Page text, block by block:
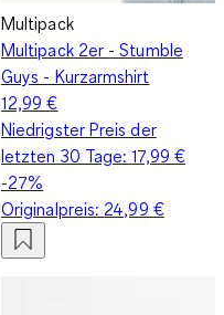
Multipack
Multipack 2er - Stumble
Guys - Kurzarmshirt
12,99 €
Niedrigster Preis der
letzten 30 Tage:17,99 €
-27%
Originalpreis: 24,99 €